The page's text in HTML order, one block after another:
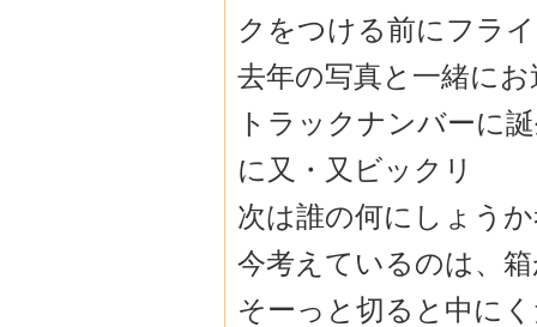
クをつける前にフラ
去年の写真と一緒に
トラックナンバーに
に又・又ビックリ
次は誰の何にしょう
今考えているのは、
そーっと切ると中に